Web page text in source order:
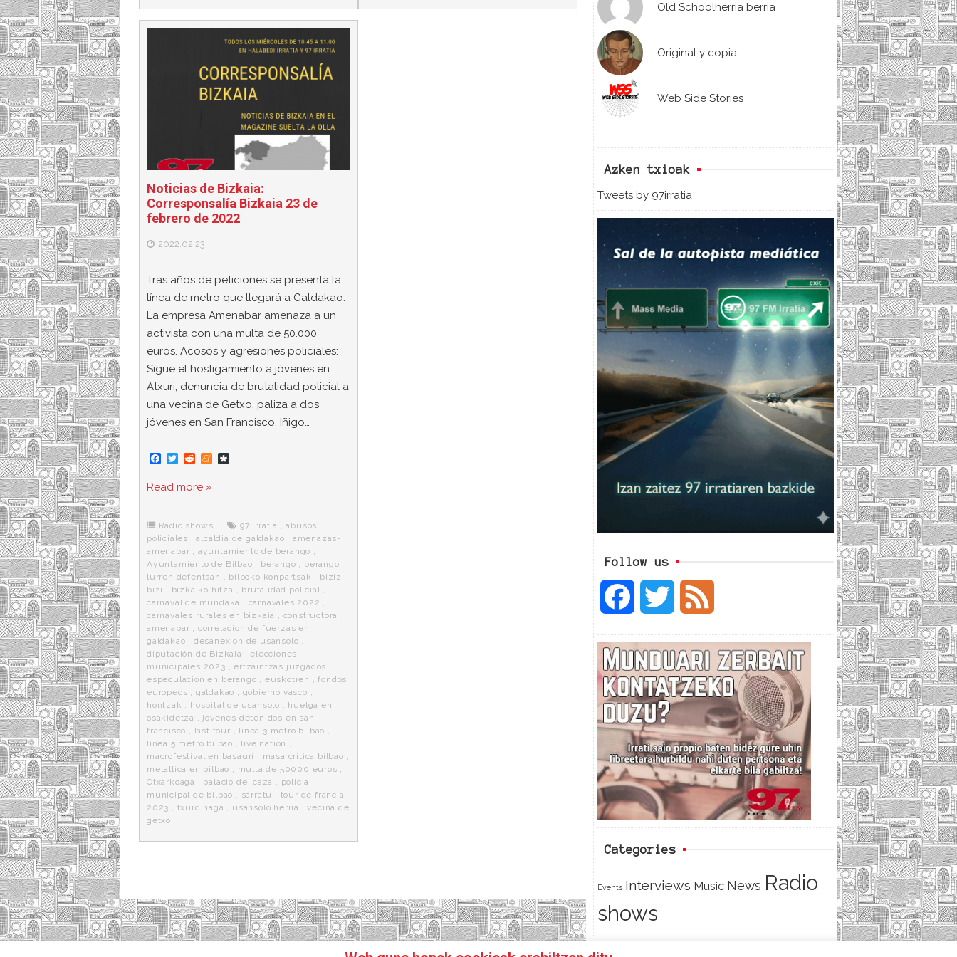
Old Schoolherria berria
Original y copia
Web Side Stories
Azken txioak
Tweets by 97irratia
Follow us
c
e
b
o
o
i
t
t
e
r
e
d
Categories
Events Interviews Music News Radio
shows
Noticias de Bizkaia:
Corresponsalía Bizkaia 23 de
febrero de 2022
2022.02.23
Tras años de peticiones se presenta la
línea de metro que llegará a Galdakao.
La empresa Amenabar amenaza a un
activista con una multa de 50.000
euros. Acosos y agresiones policiales:
Sigue el hostigamiento a jóvenes en
Atxuri, denuncia de brutalidad policial a
una vecina de Getxo, paliza a dos
jóvenes en San Francisco, Iñigo…
F
e
o
k
T
t
r
R
d
M
e
r
a
Read more »
Radio shows 97 irratia ,abusos
policiales ,alcaldia de galdakao , amenazas-
amenabar , ayuntamiento de berango ,
Ayuntamiento de Bilbao , berango , berango
lurren defentsan , bilboko konpartsak , biziz
bizi , bizkaiko hitza , brutalidad policial ,
carnaval de mundaka , carnavales 2022 ,
carnavales rurales en bizkaia , constructora
amenabar , correlacion de fuerzas en
galdakao , desanexion de usansolo ,
diputación de Bizkaia ,elecciones
municipales 2023 ,ertzaintzas juzgados ,
especulacion en berango , euskotren ,fondos
europeos , galdakao , gobierno vasco ,
hontzak , hospital de usansolo , huelga en
osakidetza , jovenes detenidos en san
francisco , last tour , linea 3 metro bilbao ,
linea 5 metro bilbao , live nation ,
macrofestival en basauri , masa critica bilbao ,
metallica en bilbao , multa de 50000 euros ,
Otxarkoaga , palacio de icaza , policia
municipal de bilbao , sarratu , tour de francia
2023 , txurdinaga , usansolo herria ,vecina de
getxo